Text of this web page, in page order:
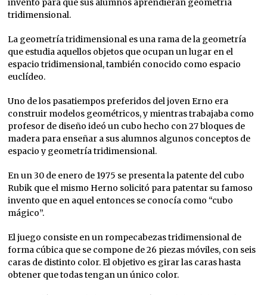
inventó para que sus alumnos aprendieran geometría
tridimensional.
La geometría tridimensional es una rama de la geometría
que estudia aquellos objetos que ocupan un lugar en el
espacio tridimensional, también conocido como espacio
euclídeo.
Uno de los pasatiempos preferidos del joven Erno era
construir modelos geométricos, y mientras trabajaba como
profesor de diseño ideó un cubo hecho con 27 bloques de
madera para enseñar a sus alumnos algunos conceptos de
espacio y geometría tridimensional.
En un 30 de enero de 1975 se presenta la patente del cubo
Rubik que el mismo Herno solicitó para patentar su famoso
invento que en aquel entonces se conocía como “cubo
mágico”.
El juego consiste en un rompecabezas tridimensional de
forma cúbica que se compone de 26 piezas móviles, con seis
caras de distinto color. El objetivo es girar las caras hasta
obtener que todas tengan un único color.